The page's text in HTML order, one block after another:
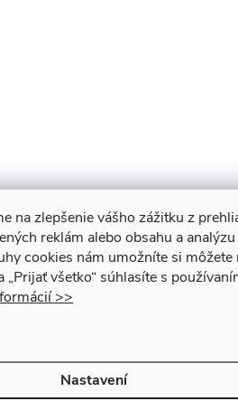
na zlepšenie vášho zážitku z
reklám alebo obsahu a
cookies nám umožníte si môžete
„Prijať všetko“ súhlasíte s
>>
Nastavení